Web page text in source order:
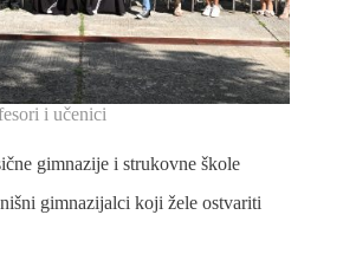
i učenici
gimnazije i strukovne škole
gimnazijalci koji žele ostvariti